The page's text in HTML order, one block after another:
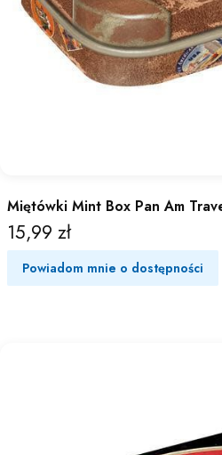
Miętówki Mint Box Pan Am
Cena
15,99 zł
Powiadom mnie o dostępności